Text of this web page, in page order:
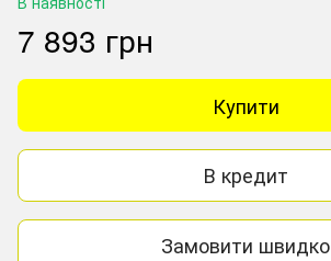
7 893 грн
Купити
В кредит
Замовити швидко